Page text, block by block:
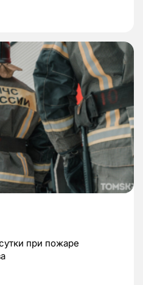
при пожаре